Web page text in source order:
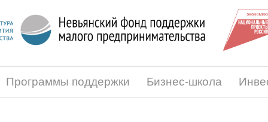
Программы поддержки Бизнес-школа